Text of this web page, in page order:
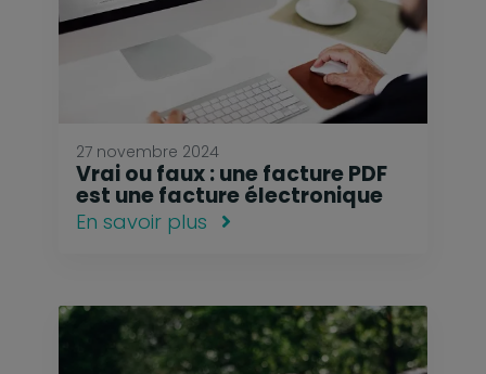
27 novembre 2024
Vrai ou faux : une facture PDF
est une facture électronique
En savoir plus